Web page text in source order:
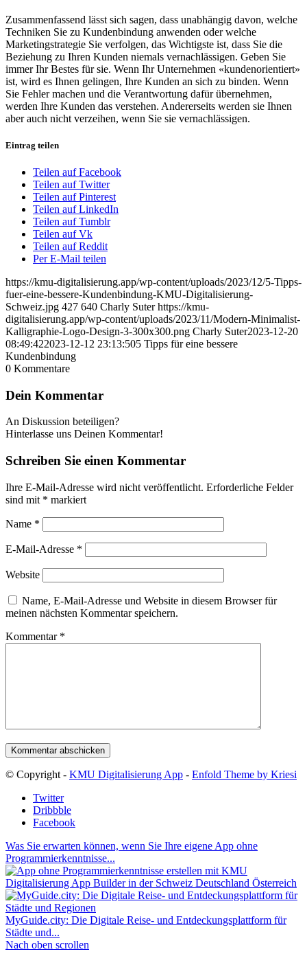
Zusammenfassend lässt sich sagen, dass unabhängig davon, welche
Techniken Sie zu Kundenbindung anwenden oder welche
Marketingstrategie Sie verfolgen, das Wichtigste ist, dass Sie die
Beziehung zu Ihren Kunden niemals vernachlässigen. Geben Sie
immer Ihr Bestes für sie. Wenn Ihr Unternehmen «kundenorientiert»
ist, wird es Ihnen gelingen, Ihre Kunden an sich zu binden. Wenn
Sie Fehler machen und die Verantwortung dafür übernehmen,
werden Ihre Kunden das verstehen. Andererseits werden sie Ihnen
aber auch nicht verzeihen, wenn Sie sie vernachlässigen.
Eintrag teilen
Teilen auf Facebook
Teilen auf Twitter
Teilen auf Pinterest
Teilen auf LinkedIn
Teilen auf Tumblr
Teilen auf Vk
Teilen auf Reddit
Per E-Mail teilen
https://kmu-digitalisierung.app/wp-content/uploads/2023/12/5-Tipps-
fuer-eine-bessere-Kundenbindung-KMU-Digitalisierung-
Schweiz.jpg 427 640 Charly Suter https://kmu-
digitalisierung.app/wp-content/uploads/2023/11/Modern-Minimalist-
Kalligraphie-Logo-Design-3-300x300.png Charly Suter2023-12-20
08:49:422023-12-12 23:13:505 Tipps für eine bessere
Kundenbindung
0 Kommentare
Dein Kommentar
An Diskussion beteiligen?
Hinterlasse uns Deinen Kommentar!
Schreiben Sie einen Kommentar
Ihre E-Mail-Adresse wird nicht veröffentlicht. Erforderliche Felder
sind mit * markiert
Name *
E-Mail-Adresse *
Website
Name, E-Mail-Adresse und Website in diesem Browser für
meinen nächsten Kommentar speichern.
Kommentar *
© Copyright - KMU Digitalisierung App - Enfold Theme by Kriesi
Twitter
Dribbble
Facebook
Was Sie erwarten können, wenn Sie Ihre eigene App ohne
Programmierkenntnisse...
MyGuide.city: Die Digitale Reise- und Entdeckungsplattform für
Städte und...
Nach oben scrollen